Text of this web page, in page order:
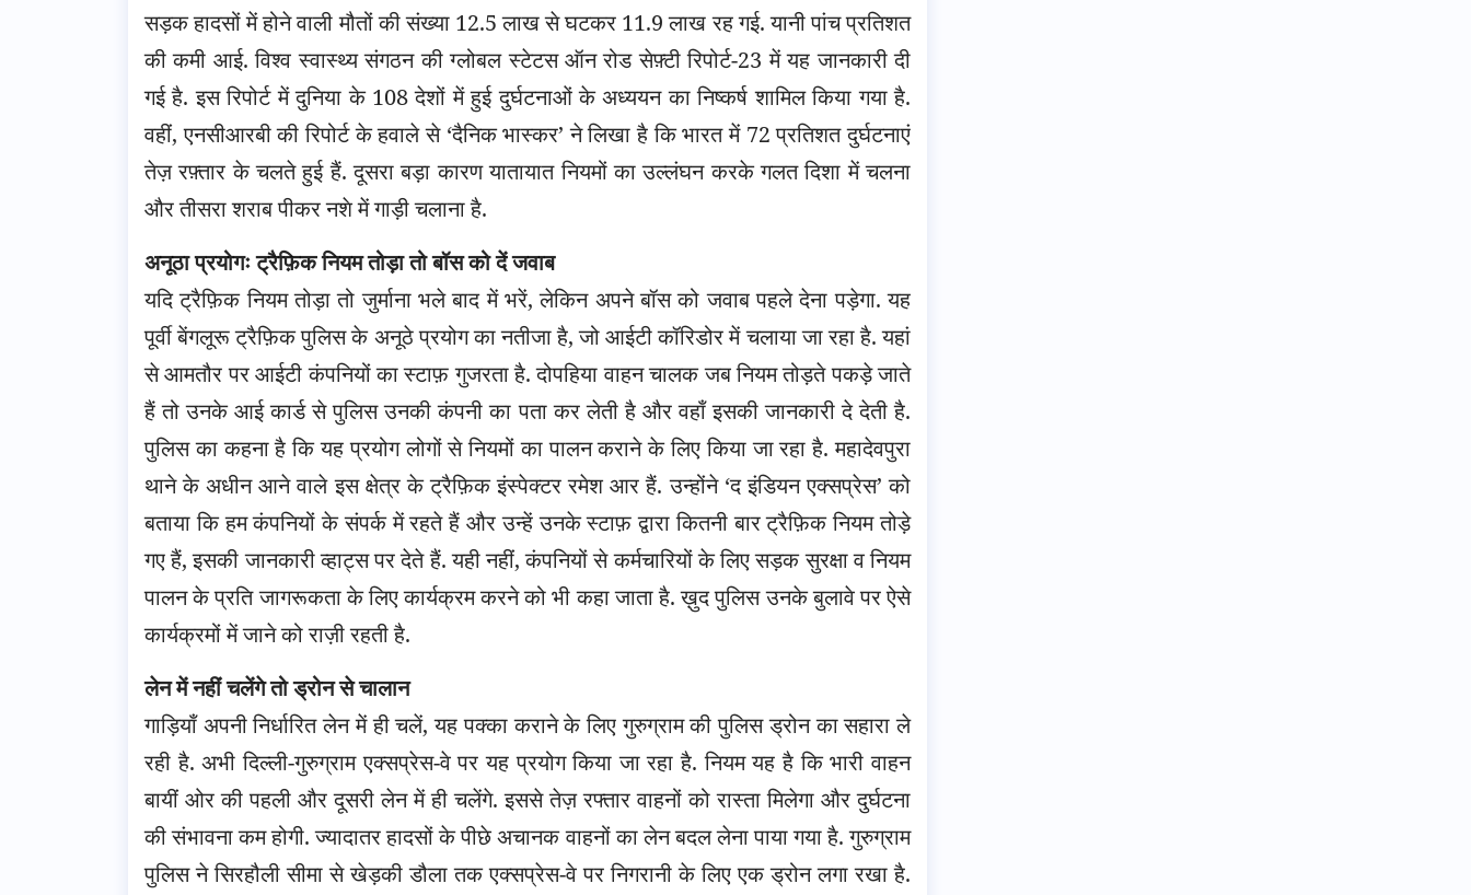
सड़क हादसों में होने वाली मौतों की संख्या 12.5 लाख से घटकर 11.9 लाख रह गई. यानी पांच प्रतिशत
की कमी आई. विश्व स्वास्थ्य संगठन की ग्लोबल स्टेटस ऑन रोड सेफ़्टी रिपोर्ट-23 में यह जानकारी दी
गई है. इस रिपोर्ट में दुनिया के 108 देशों में हुई दुर्घटनाओं के अध्ययन का निष्कर्ष शामिल किया गया है.
वहीं, एनसीआरबी की रिपोर्ट के हवाले से ‘दैनिक भास्कर’ ने लिखा है कि भारत में 72 प्रतिशत दुर्घटनाएं
तेज़ रफ़्तार के चलते हुई हैं. दूसरा बड़ा कारण यातायात नियमों का उल्लंघन करके गलत दिशा में चलना
और तीसरा शराब पीकर नशे में गाड़ी चलाना है.
अनूठा प्रयोगः ट्रैफ़िक नियम तोड़ा तो बॉस को दें जवाब
यदि ट्रैफ़िक नियम तोड़ा तो जुर्माना भले बाद में भरें, लेकिन अपने बॉस को जवाब पहले देना पड़ेगा. यह
पूर्वी बेंगलूरू ट्रैफ़िक पुलिस के अनूठे प्रयोग का नतीजा है, जो आईटी कॉरिडोर में चलाया जा रहा है. यहां
से आमतौर पर आईटी कंपनियों का स्टाफ़ गुजरता है. दोपहिया वाहन चालक जब नियम तोड़ते पकड़े जाते
हैं तो उनके आई कार्ड से पुलिस उनकी कंपनी का पता कर लेती है और वहाँ इसकी जानकारी दे देती है.
पुलिस का कहना है कि यह प्रयोग लोगों से नियमों का पालन कराने के लिए किया जा रहा है. महादेवपुरा
थाने के अधीन आने वाले इस क्षेत्र के ट्रैफ़िक इंस्पेक्टर रमेश आर हैं. उन्होंने ‘द इंडियन एक्सप्रेस’ को
बताया कि हम कंपनियों के संपर्क में रहते हैं और उन्हें उनके स्टाफ़ द्वारा कितनी बार ट्रैफ़िक नियम तोड़े
गए हैं, इसकी जानकारी व्हाट्स पर देते हैं. यही नहीं, कंपनियों से कर्मचारियों के लिए सड़क सुरक्षा व नियम
पालन के प्रति जागरूकता के लिए कार्यक्रम करने को भी कहा जाता है. ख़ुद पुलिस उनके बुलावे पर ऐसे
कार्यक्रमों में जाने को राज़ी रहती है.
लेन में नहीं चलेंगे तो ड्रोन से चालान
गाड़ियाँ अपनी निर्धारित लेन में ही चलें, यह पक्का कराने के लिए गुरुग्राम की पुलिस ड्रोन का सहारा ले
रही है. अभी दिल्ली-गुरुग्राम एक्सप्रेस-वे पर यह प्रयोग किया जा रहा है. नियम यह है कि भारी वाहन
बायीं ओर की पहली और दूसरी लेन में ही चलेंगे. इससे तेज़ रफ्तार वाहनों को रास्ता मिलेगा और दुर्घटना
की संभावना कम होगी. ज्यादातर हादसों के पीछे अचानक वाहनों का लेन बदल लेना पाया गया है. गुरुग्राम
पुलिस ने सिरहौली सीमा से खेड़की डौला तक एक्सप्रेस-वे पर निगरानी के लिए एक ड्रोन लगा रखा है.